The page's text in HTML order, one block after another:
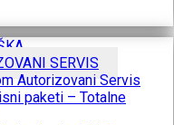
SERVIS
Autorizovani Servis
paketi – Totalne